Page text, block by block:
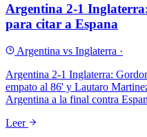
Argentina 2-1
para citar a Espana
Argentina vs Inglaterra ·
Argentina 2-1 Inglaterra:
empato al 86' y Lautaro
Argentina a la final contra
Leer